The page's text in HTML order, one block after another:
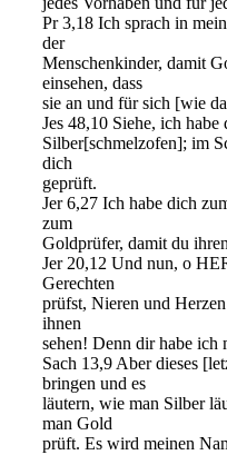
Pr 3,18 Ich sprach in
der
Menschenkinder, damit
einsehen, dass
sie an und für sich [wie
Jes 48,10 Siehe, ich
Silber[schmelzofen]; im
dich
geprüft.
Jer 6,27 Ich habe dich
zum
Goldprüfer, damit du
Jer 20,12 Und nun, o
Gerechten
prüfst, Nieren und
ihnen
sehen! Denn dir habe ich
Sach 13,9 Aber dieses
bringen und es
läutern, wie man Silber
man Gold
prüft. Es wird meinen